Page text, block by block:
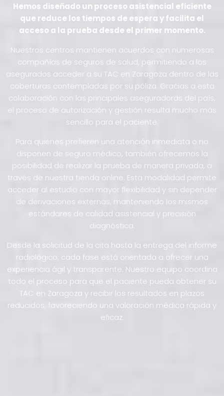
Hemos diseñado un proceso asistencial eficiente
que reduce los tiempos de espera y facilita el
acceso a la prueba desde el primer momento.
Nuestros centros mantienen acuerdos con numerosas
compañías de seguros de salud, permitiendo a los
asegurados acceder a su TAC en Zaragoza dentro de las
coberturas contempladas por su póliza. Gracias a esta
colaboración con las principales aseguradoras del país,
el proceso de autorización y gestión resulta mucho más
sencillo para el paciente.
Para quienes prefieren una atención inmediata o no
disponen de seguro médico, también ofrecemos la
posibilidad de realizar la prueba de manera privada, a
través de nuestra tienda online. Esta modalidad permite
acceder al estudio con mayor flexibilidad y sin depender
de derivaciones externas, manteniendo los mismos
estándares de calidad asistencial y precisión
diagnóstica.
Desde la solicitud de la cita hasta la entrega del informe
radiológico, cada fase está orientada a ofrecer una
experiencia ágil y transparente. Nuestro equipo coordina
todo el proceso para que el paciente pueda obtener su
TAC en Zaragoza y recibir los resultados en plazos
reducidos, favoreciendo una valoración médica rápida y
eficaz.